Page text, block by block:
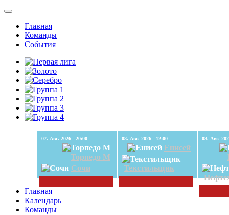
Главная
Команды
События
07. Авг. 2026 20:00
Торпедо М
Сочи
08. Авг. 2026 12:00
Енисей
Текстильщик
Главная
Календарь
Команды